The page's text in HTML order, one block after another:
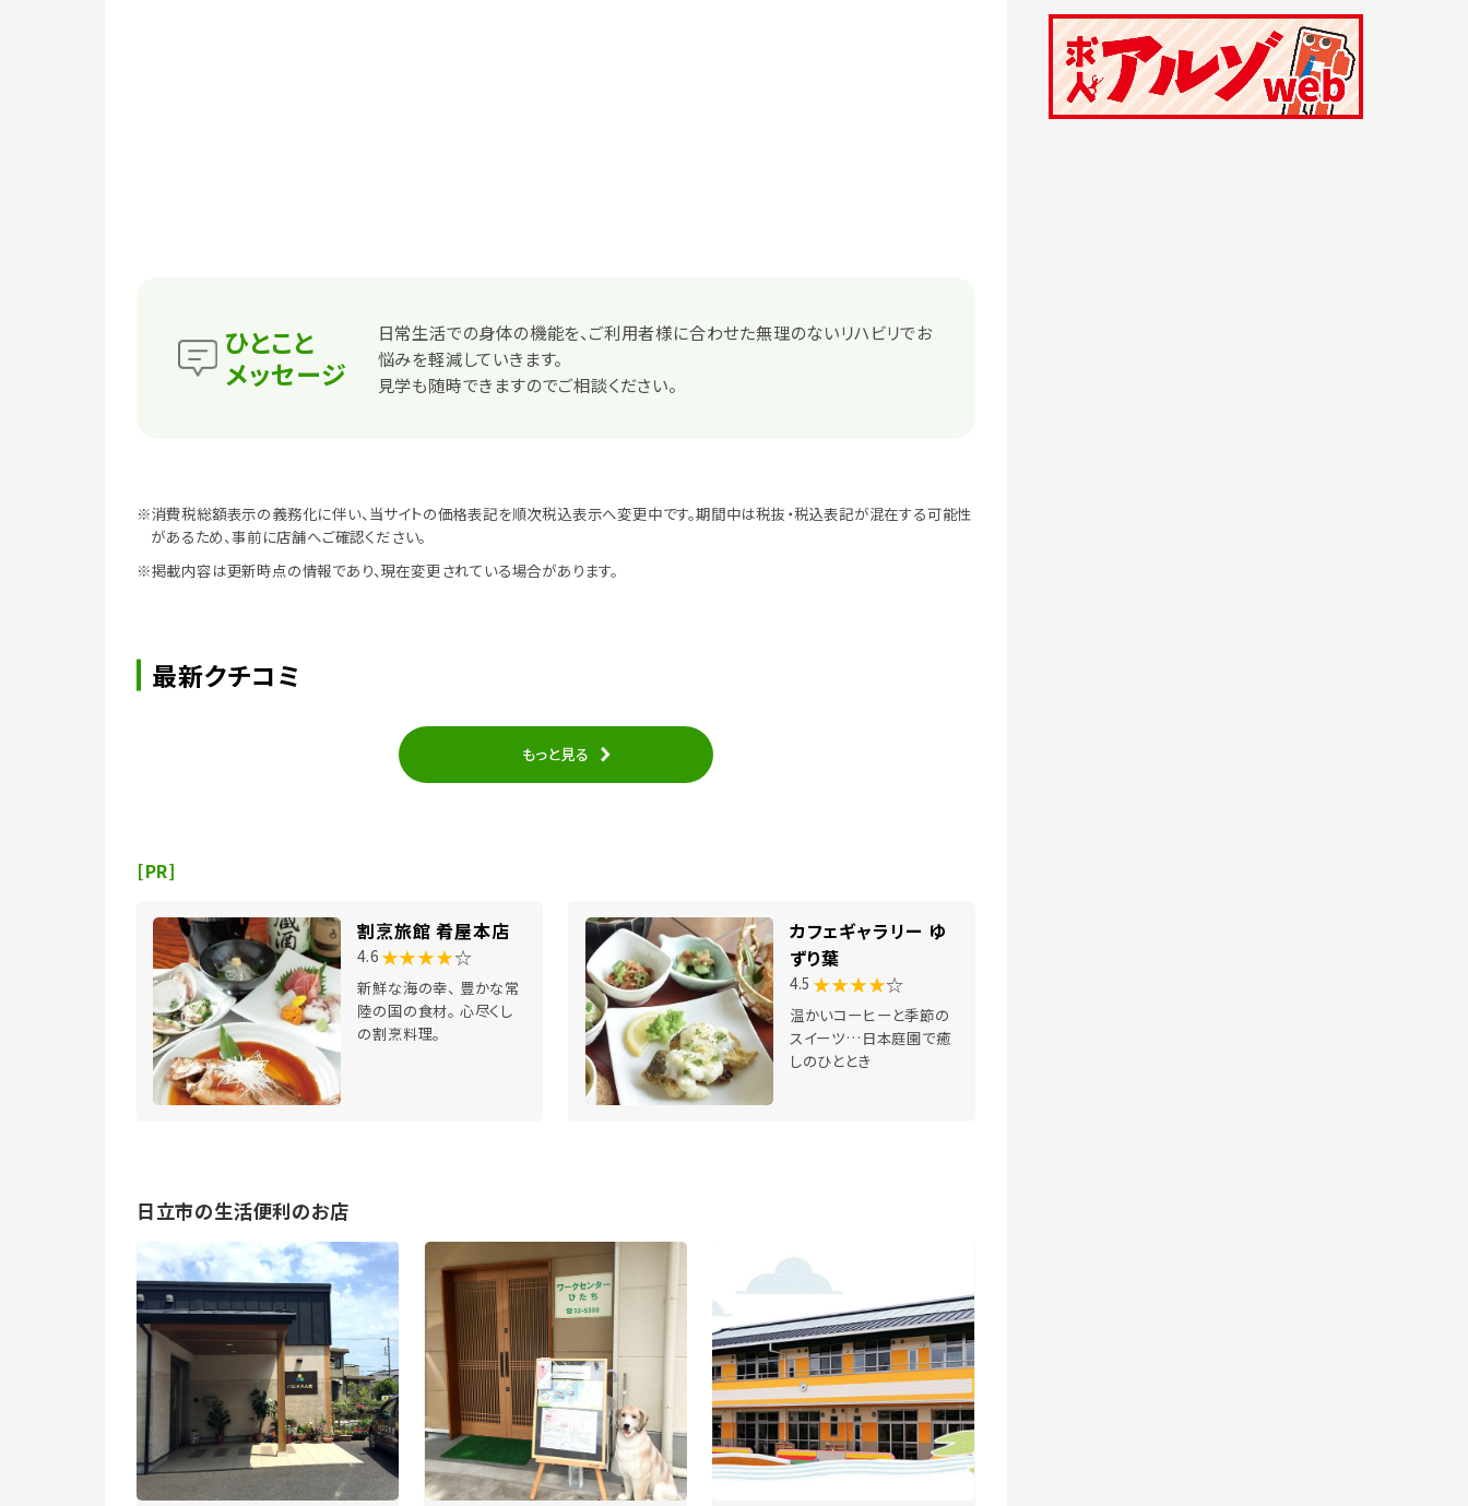
ひとこと
メッセージ
日常生活での身体の機能を、ご利用者様に合わせた無理のないリハビリでお
悩みを軽減していきます。
見学も随時できますのでご相談ください。
※消費税総額表示の義務化に伴い、当サイトの価格表記を順次税込表示へ変更中です。期間中は税抜・税込表記が混在する可能性
があるため、事前に店舗へご確認ください。
※掲載内容は更新時点の情報であり、現在変更されている場合があります。
最新クチコミ
もっと見る
[PR]
割烹旅館 肴屋本店
4.6 ★★★★☆
新鮮な海の幸、 豊かな常
陸の国の食材。 心尽くし
の割烹料理。
カフェギャラリー ゆ
ずり葉
4.5 ★★★★☆
温かいコーヒーと季節の
スイーツ…日本庭園で癒
しのひととき
日立市の生活便利のお店